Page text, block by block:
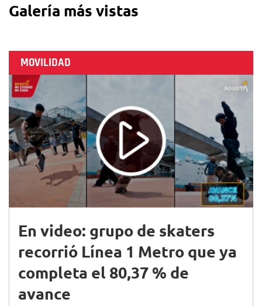
Galería más vistas
MOVILIDAD
En video: grupo de skaters
recorrió Línea 1 Metro que ya
completa el 80,37 % de
avance